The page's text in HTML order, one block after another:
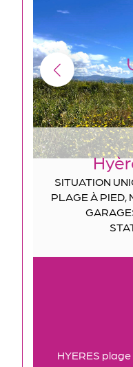
SITUATION
PLAGE À PIED,
HYERES